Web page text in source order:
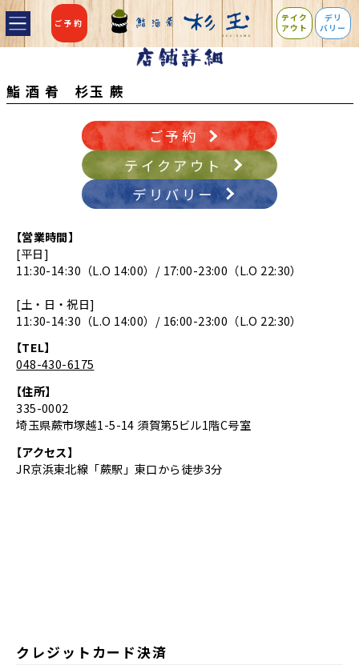
ご予約
テイク
アウト
デリ
バリー
鮨 酒 肴 杉玉 蕨
ご予約
テイクアウト
デリバリー
【営業時間】
[平日]
11:30-14:30（L.O 14:00）/ 17:00-23:00（L.O 22:30）
[土・日・祝日]
11:30-14:30（L.O 14:00）/ 16:00-23:00（L.O 22:30）
【TEL】
048-430-6175
【住所】
335-0002
埼玉県蕨市塚越1-5-14 須賀第5ビル1階C号室
【アクセス】
JR京浜東北線「蕨駅」東口から徒歩3分
クレジットカード決済